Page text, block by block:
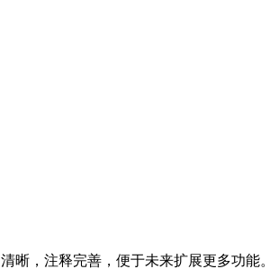
晰，注释完善，便于未来扩展更多功能。